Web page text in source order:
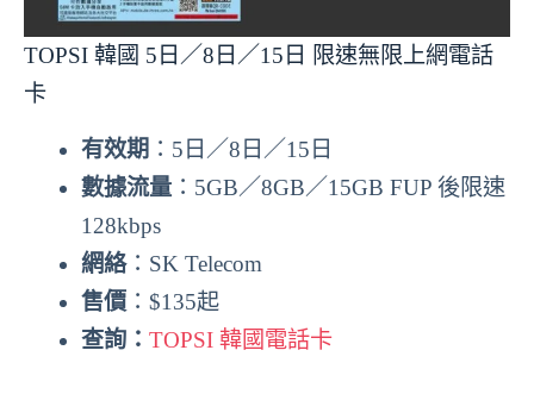
TOPSI 韓國 5日／8日／15日 限速無限上網電話
卡
有效期 ：5日／8日／15日
數據流量 ：5GB／8GB／15GB FUP 後限速
128kbps
網絡：SK Telecom
售價 ：$135起
查詢： TOPSI 韓國電話卡